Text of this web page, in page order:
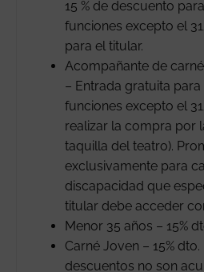
15 % de descuento
funciones excepto el
para el titular.
Acompañante de
– Entrada gratuita
funciones excepto el
realizar la compra por
taquilla del teatro).
exclusivamente para
discapacidad que
titular debe acceder
Menor 35 años – 15%
Carné Joven – 15%
descuentos no son